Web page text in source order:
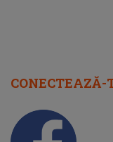
CONECTEAZĂ-